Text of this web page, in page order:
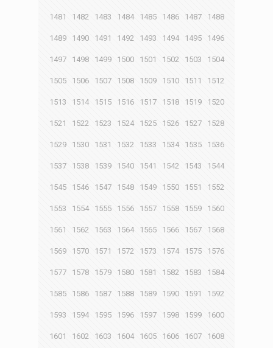
1481 1482 1483 1484 1485 1486 1487 1488
1489 1490 1491 1492 1493 1494 1495 1496
1497 1498 1499 1500 1501 1502 1503 1504
1505 1506 1507 1508 1509 1510 1511 1512
1513 1514 1515 1516 1517 1518 1519 1520
1521 1522 1523 1524 1525 1526 1527 1528
1529 1530 1531 1532 1533 1534 1535 1536
1537 1538 1539 1540 1541 1542 1543 1544
1545 1546 1547 1548 1549 1550 1551 1552
1553 1554 1555 1556 1557 1558 1559 1560
1561 1562 1563 1564 1565 1566 1567 1568
1569 1570 1571 1572 1573 1574 1575 1576
1577 1578 1579 1580 1581 1582 1583 1584
1585 1586 1587 1588 1589 1590 1591 1592
1593 1594 1595 1596 1597 1598 1599 1600
1601 1602 1603 1604 1605 1606 1607 1608